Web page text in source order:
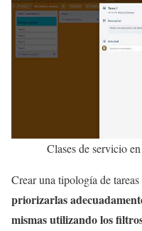
Clases de servicio
Crear una tipología de
priorizarlas
mismas utilizando los